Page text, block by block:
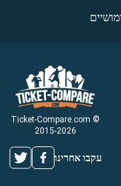
© Ticket-Compare.com
2015-2026
עקבו אחרינו